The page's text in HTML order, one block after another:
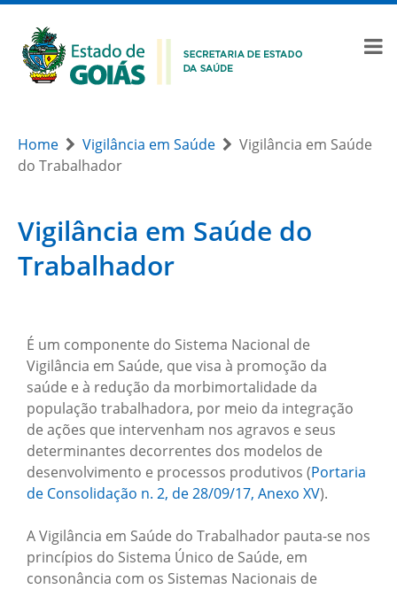
Home Vigilância em Saúde
Vigilância em Saúde
do Trabalhador
Vigilância em Saúde do
Trabalhador
É um componente do Sistema Nacional de
Vigilância em Saúde, que visa à promoção da
saúde e à redução da morbimortalidade da
população trabalhadora, por meio da integração
de ações que intervenham nos agravos e seus
determinantes decorrentes dos modelos de
desenvolvimento e processos produtivos (Portaria
de Consolidação n. 2, de 28/09/17, Anexo XV).​
A Vigilância em Saúde do Trabalhador pauta-se nos
princípios do Sistema Único de Saúde, em
consonância com os Sistemas Nacionais de